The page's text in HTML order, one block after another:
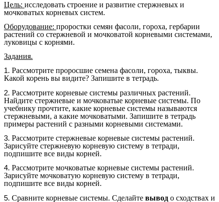
Цель: исследовать строение и развитие стержневых и
мочковатых корневых систем.
Оборудование: проростки семян фасоли, гороха, гербарии
растений со стержневой и мочковатой корневыми системами,
луковицы с корнями.
Задания.
Рассмотрите проросшие семена фасоли, гороха, тыквы.
Какой корень вы видите? Запишите в тетрадь.
Рассмотрите корневые системы различных растений.
Найдите стержневые и мочковатые корневые системы. По
учебнику прочтите, какие корневые системы называются
стержневыми, а какие мочковатыми. Запишите в тетрадь
примеры растений с разными корневыми системами.
Рассмотрите стержневые корневые системы растений.
Зарисуйте стержневую корневую систему в тетради,
подпишите все виды корней.
Рассмотрите мочковатые корневые системы растений.
Зарисуйте мочковатую корневую систему в тетради,
подпишите все виды корней.
Сравните корневые системы. Сделайте вывод о сходствах и